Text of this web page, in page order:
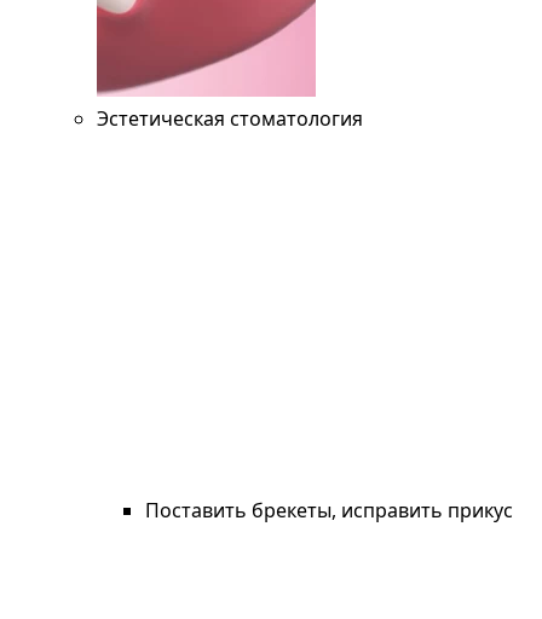
Эстетическая стоматология
Поставить брекеты, исправить прикус